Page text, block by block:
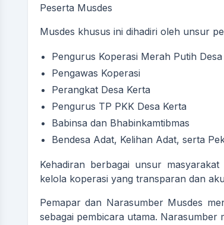
Peserta Musdes
Musdes khusus ini dihadiri oleh unsur
Pengurus Koperasi Merah Putih Desa
Pengawas Koperasi
Perangkat Desa Kerta
Pengurus TP PKK Desa Kerta
Babinsa dan Bhabinkamtibmas
Bendesa Adat, Kelihan Adat, serta
Kehadiran berbagai unsur
kelola koperasi yang transparan dan
Pemapar dan Narasumber Musdes
sebagai pembicara utama. Narasumber